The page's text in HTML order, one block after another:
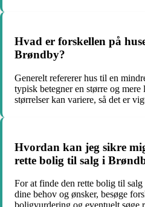
Hvad er forskellen på
Brøndby?
Generelt refererer hus til en
typisk betegner en større og
størrelser kan variere, så det er
Hvordan kan jeg sikre
rette bolig til salg i
For at finde den rette bolig til
dine behov og ønsker, besøge